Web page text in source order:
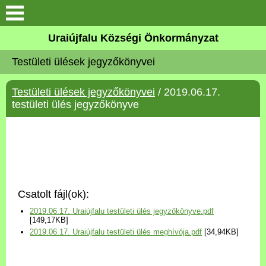
Köszöntő
Elérhetőségek
Uraiújfalu
Választási információk
Versenyképes Járások
Uraiújfalu Községi Önkormányzat
Testületi ülések jegyzőkönyvei
Testületi ülések jegyzőkönyvei / 2019.06.17.
testületi ülés jegyzőkönyve
Csatolt fájl(ok):
2019.06.17. Uraiújfalu testületi ülés jegyzőkönyve.pdf
[149,17KB]
2019.06.17. Uraiújfalu testületi ülés meghívója.pdf [34,94KB]